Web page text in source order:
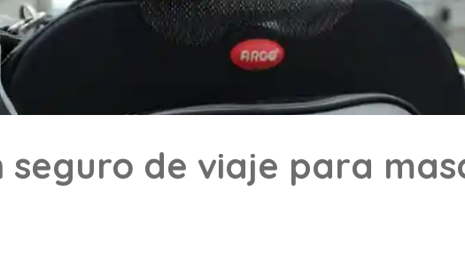
seguro de viaje para